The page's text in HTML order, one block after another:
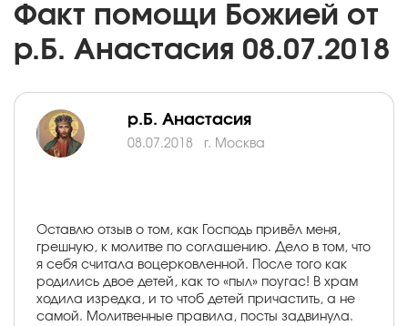
Факт помощи Божией от
р.Б. Анастасия 08.07.2018
р.Б. Анастасия
08.07.2018 г. Москва
Оставлю отзыв о том, как Господь привёл меня,
грешную, к молитве по соглашению. Дело в том, что
я себя считала воцерковленной. После того как
родились двое детей, как то «пыл» поугас! В храм
ходила изредка, и то чтоб детей причастить, а не
самой. Молитвенные правила, посты задвинула.